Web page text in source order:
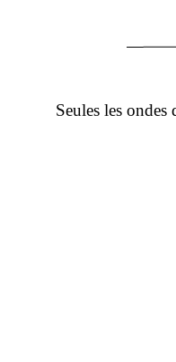
Seules les